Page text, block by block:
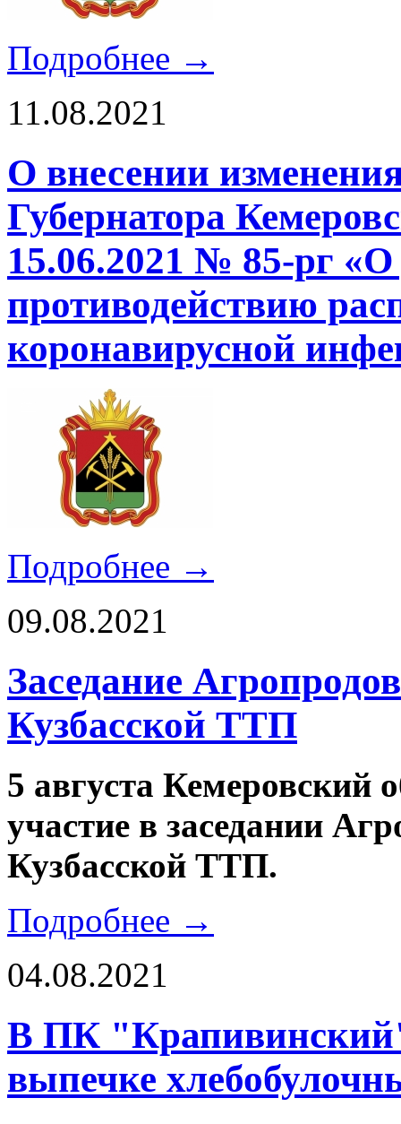
Подробнее →
11.08.2021
О внесении
Губернатора
15.06.2021 № 85-рг
противодействию
коронавирусной
Подробнее →
09.08.2021
Заседание
Кузбасской ТТП
5 августа Кемеровский
участие в заседании
Кузбасской ТТП.
Подробнее →
04.08.2021
В ПК
выпечке